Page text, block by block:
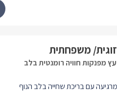
משפחתית
מפנקות חוויה רומנטית בלב
עם בריכת שחייה בלב הנוף